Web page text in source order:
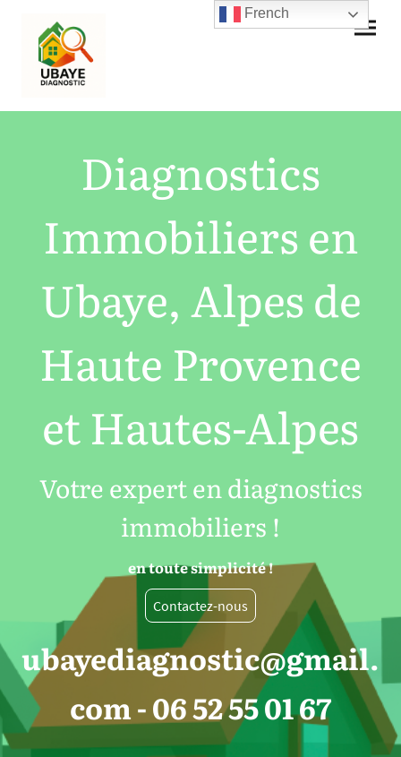
Diagnostics
Immobiliers en
Ubaye, Alpes de
Haute Provence
et Hautes-Alpes
Votre expert en diagnostics
immobiliers !
en toute simplicité !
Contactez-nous
ubayediagnostic@gmail.
com - 06 52 55 01 67
French